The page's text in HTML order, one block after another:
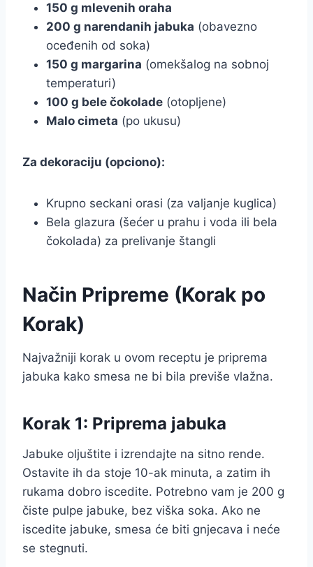
150 g mlevenih oraha
200 g narendanih jabuka (obavezno
oceđenih od soka)
150 g margarina (omekšalog na sobnoj
temperaturi)
100 g bele čokolade (otopljene)
Malo cimeta (po ukusu)
Za dekoraciju (opciono):
Krupno seckani orasi (za valjanje kuglica)
Bela glazura (šećer u prahu i voda ili bela
čokolada) za prelivanje štangli
Način Pripreme (Korak po
Korak)
Najvažniji korak u ovom receptu je priprema
jabuka kako smesa ne bi bila previše vlažna.
Korak 1: Priprema jabuka
Jabuke oljuštite i izrendajte na sitno rende.
Ostavite ih da stoje 10-ak minuta, a zatim ih
rukama dobro iscedite. Potrebno vam je 200 g
čiste pulpe jabuke, bez viška soka. Ako ne
iscedite jabuke, smesa će biti gnjecava i neće
se stegnuti.